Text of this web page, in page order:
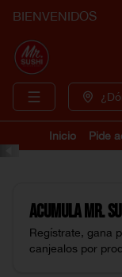
BIENVENIDOS
Inicio Pide
AcumulaMr.
Regístrate, gana
canjealos por